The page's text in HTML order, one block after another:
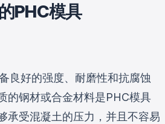
PHC模具
良好的强度、耐磨性和抗腐蚀
的钢材或合金材料是PHC模具
承受混凝土的压力，并且不容易